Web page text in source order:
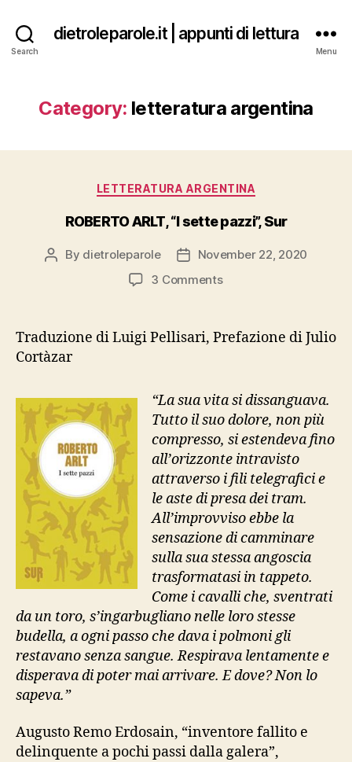
Search
dietroleparole.it | appunti di lettura
Menu
Category: letteratura argentina
Categories
LETTERATURA ARGENTINA
ROBERTO ARLT, “I sette pazzi”, Sur
Post
By dietroleparole
PostNovember 22, 2020
3 Commentson
Traduzione di Luigi Pellisari, Prefazione di Julio
Cortàzar
“La sua vita si dissanguava.
Tutto il suo dolore, non più
compresso, si estendeva fino
all’orizzonte intravisto
attraverso i fili telegrafici e
le aste di presa dei tram.
All’improvviso ebbe la
sensazione di camminare
sulla sua stessa angoscia
trasformatasi in tappeto.
Come i cavalli che, sventrati
da un toro, s’ingarbugliano nelle loro stesse
budella, a ogni passo che dava i polmoni gli
restavano senza sangue. Respirava lentamente e
disperava di poter mai arrivare. E dove? Non lo
sapeva.”
Augusto Remo Erdosain, “inventore fallito e
delinquente a pochi passi dalla galera”,